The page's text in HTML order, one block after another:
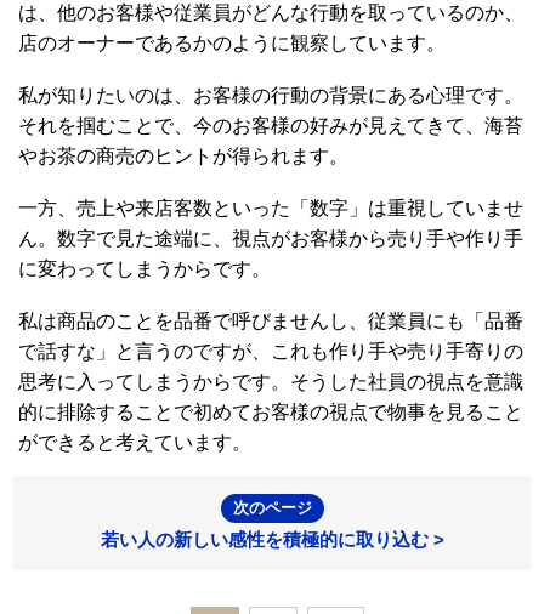
は、他のお客様や従業員がどんな行動を取っているのか、
店のオーナーであるかのように観察しています。
私が知りたいのは、お客様の行動の背景にある心理です。
それを掴むことで、今のお客様の好みが見えてきて、海苔
やお茶の商売のヒントが得られます。
一方、売上や来店客数といった「数字」は重視していませ
ん。数字で見た途端に、視点がお客様から売り手や作り手
に変わってしまうからです。
私は商品のことを品番で呼びませんし、従業員にも「品番
で話すな」と言うのですが、これも作り手や売り手寄りの
思考に入ってしまうからです。そうした社員の視点を意識
的に排除することで初めてお客様の視点で物事を見ること
ができると考えています。
次のページ
若い人の新しい感性を積極的に取り込む >